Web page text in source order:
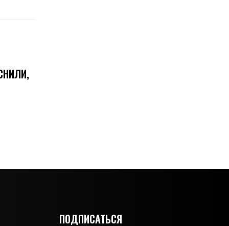
ПОДПИСАТЬСЯ